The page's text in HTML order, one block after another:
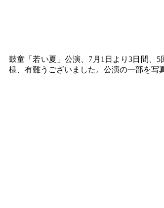
鼓童「若い夏」公演、7月1日より3日間、
様、有難うございました。公演の一部を写